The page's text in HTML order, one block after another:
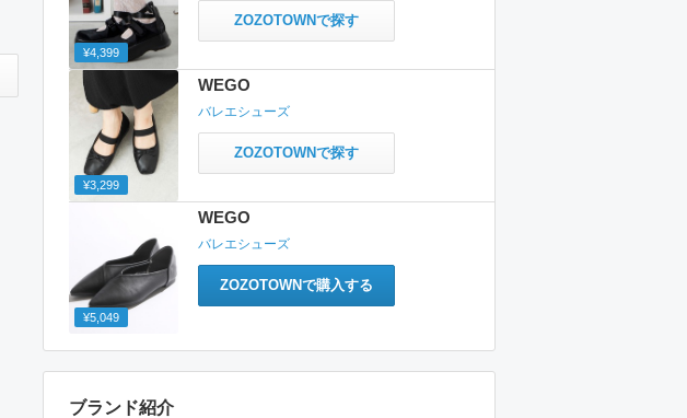
¥4,399
ZOZOTOWNで探す
¥3,299
WEGO
バレエシューズ
ZOZOTOWNで探す
¥5,049
WEGO
バレエシューズ
ZOZOTOWNで購入する
ブランド紹介